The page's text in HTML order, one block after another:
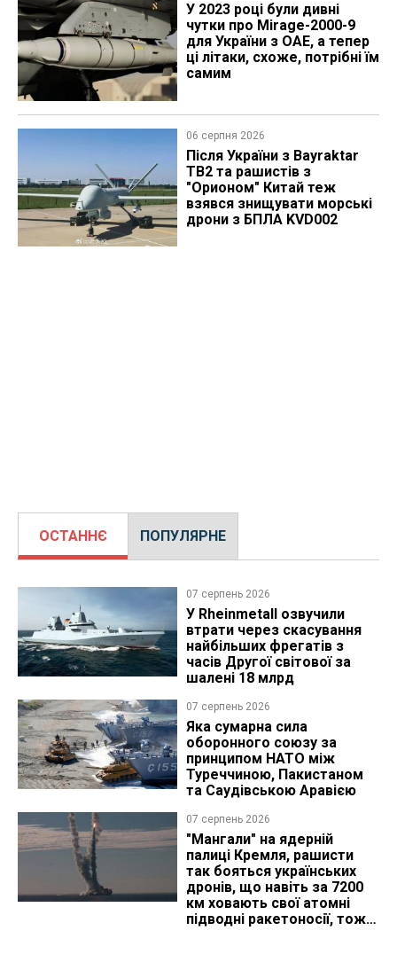
У 2023 році були дивні
чутки про Mirage-2000-9
для України з ОАЕ, а тепер
ці літаки, схоже, потрібні їм
самим
06 серпня 2026
Після України з Bayraktar
TB2 та рашистів з
"Орионом" Китай теж
взявся знищувати морські
дрони з БПЛА KVD002
ОСТАННЄ ПОПУЛЯРНЕ
07 серпень 2026
У Rheinmetall озвучили
втрати через скасування
найбільших фрегатів з
часів Другої світової за
шалені 18 млрд
07 серпень 2026
Яка сумарна сила
оборонного союзу за
принципом НАТО між
Туреччиною, Пакистаном
та Саудівською Аравією
07 серпень 2026
"Мангали" на ядерній
палиці Кремля, рашисти
так бояться українських
дронів, що навіть за 7200
км ховають свої атомні
підводні ракетоносії, тож